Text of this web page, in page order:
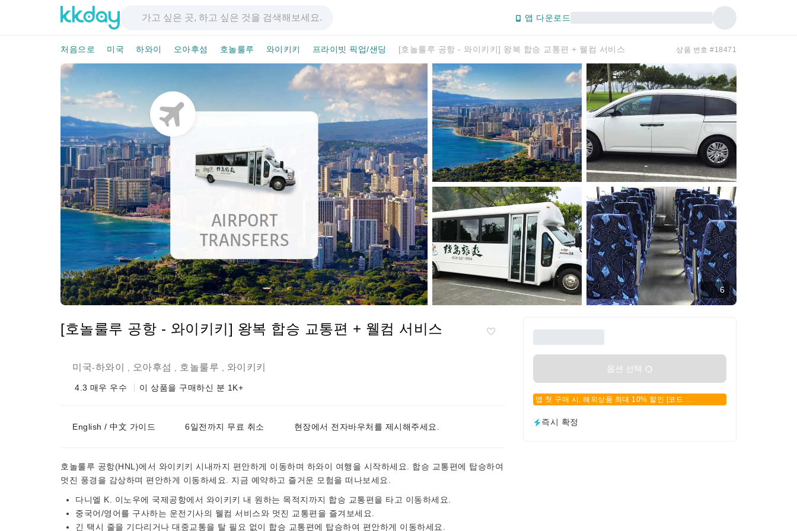
앱 다운로드
처음으로 미국 하와이 오아후섬 호놀룰루 와이키키 프라이빗 픽업/샌딩 [호놀룰루 공항 - 와이키키] 왕복 합승 교통편 + 웰컴 서비스 상품 번호 #18471
6
[호놀룰루 공항 - 와이키키] 왕복 합승 교통편 + 웰컴 서비스
미국-하와이 오아후섬 호놀룰루 와이키키
4.3 매우 우수 이 상품을 구매하신 분 1K+
English / 中文 가이드 6일전까지 무료 취소 현장에서 전자바우처를 제시해주세요.
호놀룰루 공항(HNL)에서 와이키키 시내까지 편안하게 이동하며 하와이 여행을 시작하세요. 합승 교통편에 탑승하여
멋진 풍경을 감상하며 편안하게 이동하세요. 지금 예약하고 즐거운 모험을 떠나보세요.
다니엘 K. 이노우에 국제공항에서 와이키키 내 원하는 목적지까지 합승 교통편을 타고 이동하세요.
중국어/영어를 구사하는 운전기사의 웰컴 서비스와 멋진 교통편을 즐겨보세요.
긴 택시 줄을 기다리거나 대중교통을 탈 필요 없이 합승 교통편에 탑승하여 편안하게 이동하세요.
옵션 선택
앱 첫 구매 시, 해외상품 최대 10% 할인 [코드 :
즉시 확정